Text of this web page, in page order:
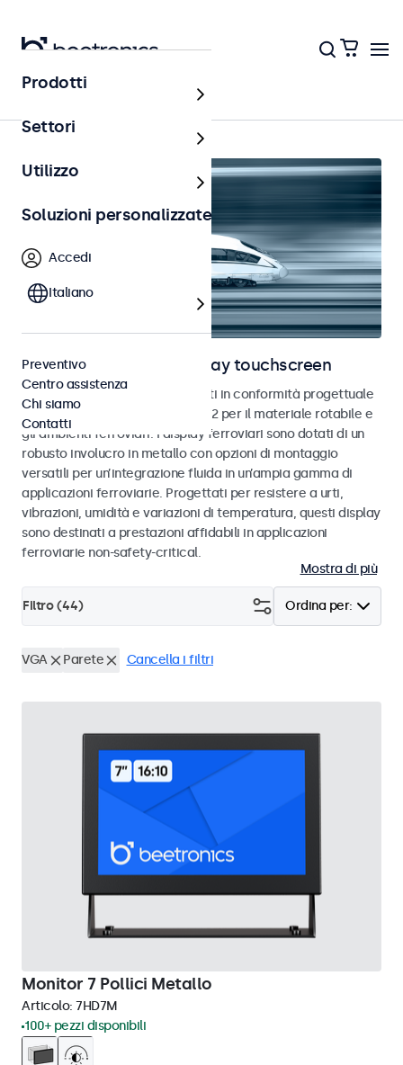
Home
Monitor ferroviari e display touchscreen
Monitor e touchscreen sviluppati in conformità progettuale
alle norme EN 50155 e EN 45545-2 per il materiale rotabile e
gli ambienti ferroviari. I display ferroviari sono dotati di un
robusto involucro in metallo con opzioni di montaggio
versatili per un’integrazione fluida in un’ampia gamma di
applicazioni ferroviarie. Progettati per resistere a urti,
vibrazioni, umidità e variazioni di temperatura, questi display
sono destinati a prestazioni affidabili in applicazioni
ferroviarie non-safety-critical.
Mostra di più
Ordina per:
Filtro (44)
VGA Parete Cancella i filtri
Monitor 7 Pollici Metallo
Articolo: 7HD7M
100+ pezzi disponibili
Prodotti
Settori
Utilizzo
Soluzioni personalizzate
Accedi
Italiano
Preventivo
Centro assistenza
Chi siamo
Contatti